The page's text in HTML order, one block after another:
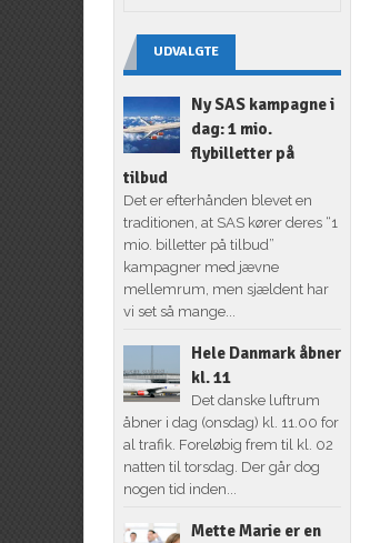
UDVALGTE
Ny SAS kampagne i
dag: 1 mio.
flybilletter på
tilbud
Det er efterhånden blevet en
traditionen, at SAS kører deres “1
mio. billetter på tilbud”
kampagner med jævne
mellemrum, men sjældent har
vi set så mange...
Hele Danmark åbner
kl. 11
Det danske luftrum
åbner i dag (onsdag) kl. 11.00 for
al trafik. Foreløbig frem til kl. 02
natten til torsdag. Der går dog
nogen tid inden...
Mette Marie er en